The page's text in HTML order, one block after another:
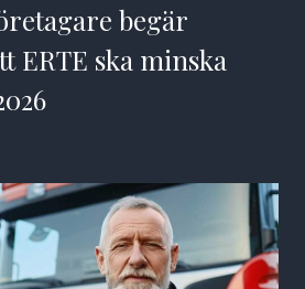
begär
ERTE ska minska